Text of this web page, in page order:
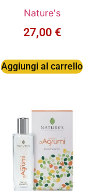
Nature's
27,00 €
Aggiungi al carrello